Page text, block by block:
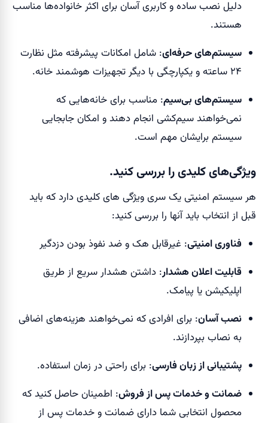
دلیل نصب ساده و کاربری آسان برای اکثر خانواده‌ها مناسب
هستند.
سیستم‌های حرفه‌ای: شامل امکانات پیشرفته مثل نظارت
۲۴ ساعته و یکپارچگی با دیگر تجهیزات هوشمند خانه.
سیستم‌های بی‌سیم: مناسب برای خانه‌هایی که
نمی‌خواهند سیم‌کشی انجام دهند و امکان جابجایی
سیستم برایشان مهم است.
ویژگی‌های کلیدی را بررسی کنید.
هر سیستم امنیتی یک سری ویژگی های کلیدی دارد که باید
قبل از انتخاب باید آنها را بررسی کنید:
فناوری امنیتی: غیرقابل هک و ضد نفوذ بودن دزدگیر
قابلیت اعلان هشدار: داشتن هشدار سریع از طریق
اپلیکیشن یا پیامک.
نصب آسان: برای افرادی که نمی‌خواهند هزینه‌های اضافی
به نصاب بپردازند.
پشتیبانی از زبان فارسی: برای راحتی در زمان استفاده.
ضمانت و خدمات پس از فروش: اطمینان حاصل کنید که
محصول انتخابی شما دارای ضمانت و خدمات پس از